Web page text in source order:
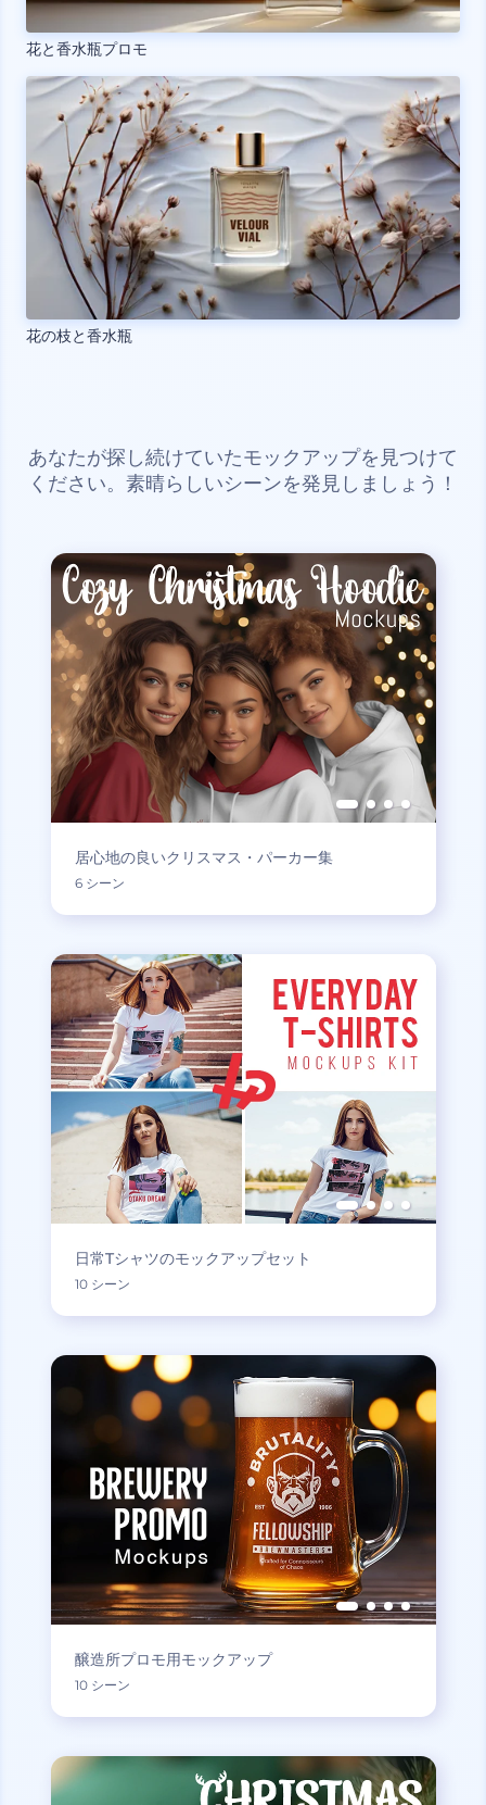
花と香水瓶プロモ
花の枝と香水瓶
あなたが探し続けていたモックアップを見つけて
ください。素晴らしいシーンを発見しましょう！
居心地の良いクリスマス・パーカー集
6 シーン
日常Tシャツのモックアップセット
10 シーン
醸造所プロモ用モックアップ
10 シーン